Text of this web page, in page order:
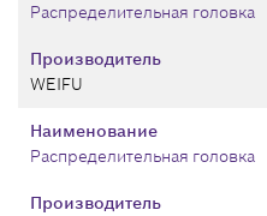
Производитель
WEIFU
Распределительная головка
Производитель
Наименование
Распределительная головка